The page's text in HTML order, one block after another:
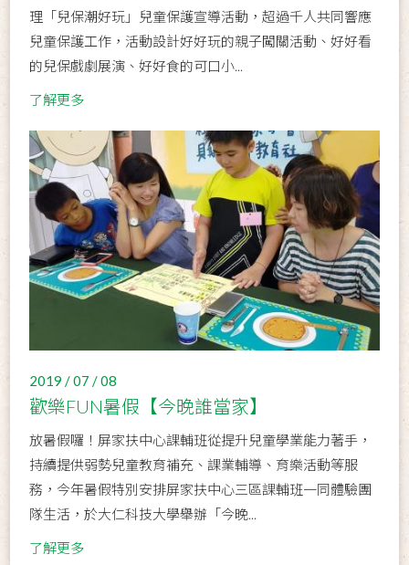
理「兒保潮好玩」兒童保護宣導活動，超過千人共同響應
兒童保護工作，活動設計好好玩的親子闖關活動、好好看
的兒保戲劇展演、好好食的可口小...
了解更多
2019 / 07 / 08
歡樂FUN暑假【今晚誰當家】
放暑假囉！屏家扶中心課輔班從提升兒童學業能力著手，
持續提供弱勢兒童教育補充、課業輔導、育樂活動等服
務，今年暑假特別安排屏家扶中心三區課輔班一同體驗團
隊生活，於大仁科技大學舉辦「今晚...
了解更多